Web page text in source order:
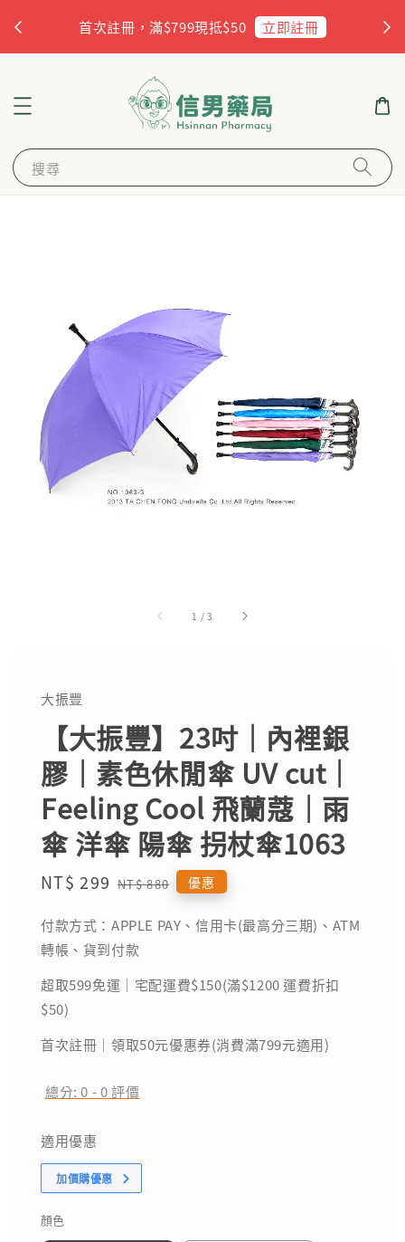
首次註冊，滿$799現抵$50 立即註冊
搜尋
1 /3
大振豐
【大振豐】23吋｜內裡銀
膠｜素色休閒傘 UV cut｜
Feeling Cool 飛蘭蔻｜雨
傘 洋傘 陽傘 拐杖傘1063
Sale
NT$ 299 Regular
NT$ 880 優惠
付款方式：APPLE PAY、信用卡(最高分三期)、ATM
轉帳、貨到付款
超取599免運｜宅配運費$150(滿$1200 運費折扣
$50)
首次註冊｜領取50元優惠券(消費滿799元適用)
總分:0 -0評價
適用優惠
加價購優惠
顏色